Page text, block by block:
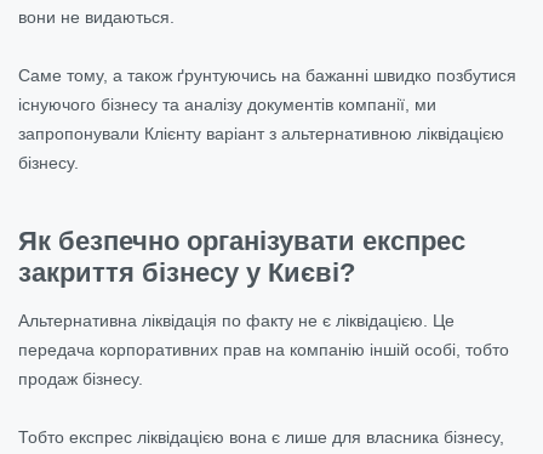
вони не видаються.
Саме тому, а також ґрунтуючись на бажанні швидко позбутися
існуючого бізнесу та аналізу документів компанії, ми
запропонували Клієнту варіант з альтернативною ліквідацією
бізнесу.
Як безпечно організувати експрес
закриття бізнесу у Києві?
Альтернативна ліквідація по факту не є ліквідацією. Це
передача корпоративних прав на компанію іншій особі, тобто
продаж бізнесу.
Тобто експрес ліквідацією вона є лише для власника бізнесу,